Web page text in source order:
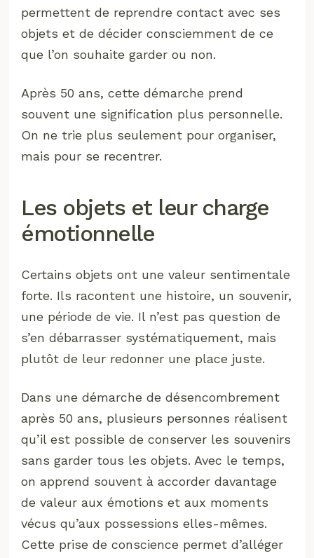
permettent de reprendre contact avec ses
objets et de décider consciemment de ce
que l’on souhaite garder ou non.
Après 50 ans, cette démarche prend
souvent une signification plus personnelle.
On ne trie plus seulement pour organiser,
mais pour se recentrer.
Les objets et leur charge
émotionnelle
Certains objets ont une valeur sentimentale
forte. Ils racontent une histoire, un souvenir,
une période de vie. Il n’est pas question de
s’en débarrasser systématiquement, mais
plutôt de leur redonner une place juste.
Dans une démarche de désencombrement
après 50 ans, plusieurs personnes réalisent
qu’il est possible de conserver les souvenirs
sans garder tous les objets. Avec le temps,
on apprend souvent à accorder davantage
de valeur aux émotions et aux moments
vécus qu’aux possessions elles-mêmes.
Cette prise de conscience permet d’alléger